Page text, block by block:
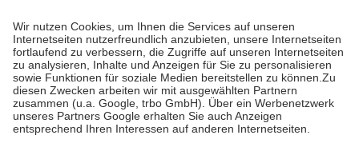
höchstens zehn Euro.
Es sind jedoch nie mehr als die tatsächlichen
Kosten der Leistung zu entrichten.
Diese Regeln gelten grundsätzlich auch für Online-Apotheken.
Bei Heilmitteln und häuslicher Krankenpflege beträgt die
Zuzahlung zehn Prozent der Kosten sowie zehn Euro je
Verordnung.
Um das Engagement der Versicherten für ihre eigene Gesundheit zu
stärken und die besondere Stellung der Familie zu unterstützen,